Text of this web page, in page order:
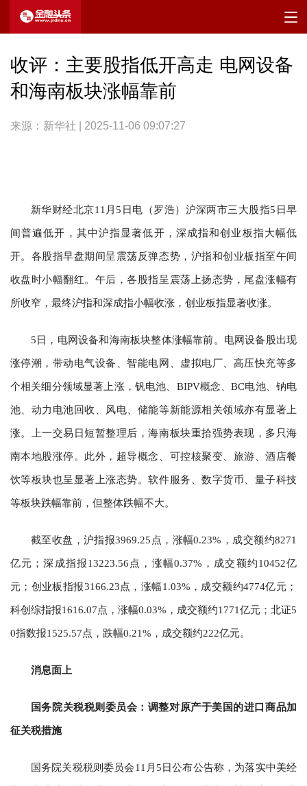
收评：主要股指低开高走 电网设备
和海南板块涨幅靠前
来源：新华社 | 2025-11-06 09:07:27
新华财经北京11月5日电（罗浩）沪深两市三大股指5日早
间普遍低开，其中沪指显著低开，深成指和创业板指大幅低
开。各股指早盘期间呈震荡反弹态势，沪指和创业板指至午间
收盘时小幅翻红。午后，各股指呈震荡上扬态势，尾盘涨幅有
所收窄，最终沪指和深成指小幅收涨，创业板指显著收涨。
5日，电网设备和海南板块整体涨幅靠前。电网设备股出现
涨停潮，带动电气设备、智能电网、虚拟电厂、高压快充等多
个相关细分领域显著上涨，钒电池、BIPV概念、BC电池、钠电
池、动力电池回收、风电、储能等新能源相关领域亦有显著上
涨。上一交易日短暂整理后，海南板块重拾强势表现，多只海
南本地股涨停。此外，超导概念、可控核聚变、旅游、酒店餐
饮等板块也呈显著上涨态势。软件服务、数字货币、量子科技
等板块跌幅靠前，但整体跌幅不大。
截至收盘，沪指报3969.25点，涨幅0.23%，成交额约8271
亿元；深成指报13223.56点，涨幅0.37%，成交额约10452亿
元；创业板指报3166.23点，涨幅1.03%，成交额约4774亿元；
科创综指报1616.07点，涨幅0.03%，成交额约1771亿元；北证5
0指数报1525.57点，跌幅0.21%，成交额约222亿元。
消息面上
国务院关税税则委员会：调整对原产于美国的进口商品加
征关税措施
国务院关税税则委员会11月5日公布公告称，为落实中美经